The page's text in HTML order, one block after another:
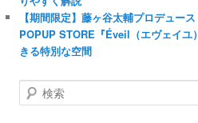
【期間限定】藤ヶ谷太輔プロデュー
POPUP STORE『Éveil（エヴェイユ
きる特別な空間
検
索